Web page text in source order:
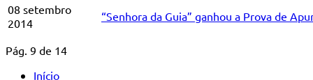
08 setembro
2014
“Senhora da Guia” ganhou a Prova de
Pág. 9 de 14
Início